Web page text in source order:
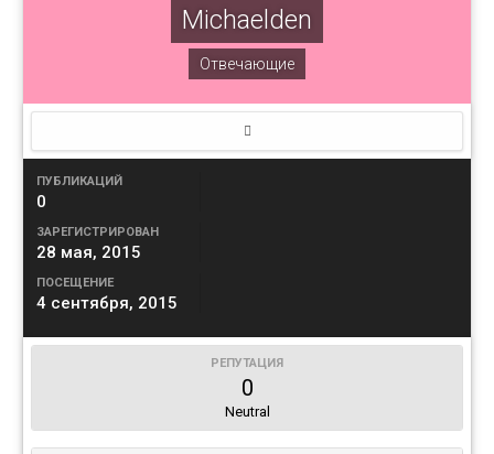
Michaelden
Отвечающие
ПУБЛИКАЦИЙ
0
ЗАРЕГИСТРИРОВАН
28 мая, 2015
ПОСЕЩЕНИЕ
4 сентября, 2015
РЕПУТАЦИЯ
0
Neutral